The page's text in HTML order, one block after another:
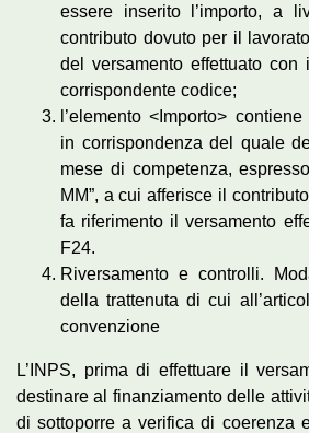
essere inserito l’importo, a
contributo dovuto per il
del versamento effettuato con
corrispondente codice;
l’elemento <Importo>
in corrispondenza del quale
mese di competenza,
MM”, a cui afferisce il
fa riferimento il versamento
F24.
Riversamento e controlli.
della trattenuta di cui
convenzione
L’INPS, prima di effettuare il
destinare al finanziamento delle
di sottoporre a verifica di coerenza